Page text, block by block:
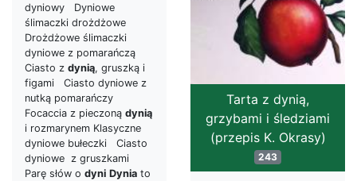
dyniowy Dyniowe
ślimaczki drożdżowe
Drożdżowe ślimaczki
dyniowe z pomarańczą
Ciasto z dynią, gruszką i
figami Ciasto dyniowe z
nutką pomarańczy
Focaccia z pieczoną dynią
i rozmarynem Klasyczne
dyniowe bułeczki Ciasto
dyniowe z gruszkami
Parę słów o dyni Dynia to
Tarta z dynią,
grzybami i śledziami
(przepis K. Okrasy)
243